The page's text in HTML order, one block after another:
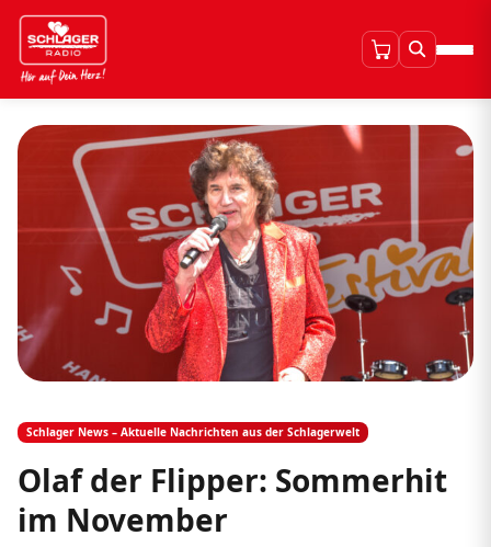
Schlager News – Aktuelle Nachrichten aus der Schlagerwelt
Olaf der Flipper: Sommerhit
im November